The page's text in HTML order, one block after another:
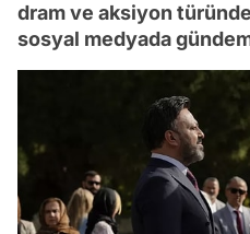
dram ve aksiyon
sosyal medyada